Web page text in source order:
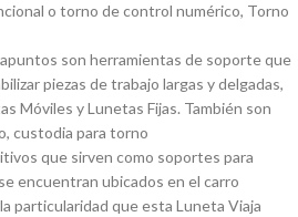
o torno de control numérico, Torno
son herramientas de soporte que
piezas de trabajo largas y delgadas,
Móviles y Lunetas Fijas. También son
custodia para torno
que sirven como soportes para
encuentran ubicados en el carro
particularidad que esta Luneta Viaja